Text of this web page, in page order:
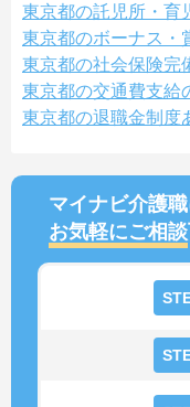
東京都の託児所・育
東京都のボーナス・
東京都の社会保険完
東京都の交通費支給
東京都の退職金制度
マイナビ介護
お気軽にご相談